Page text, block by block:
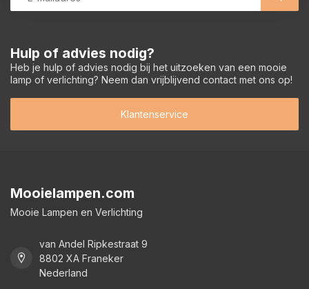
Hulp of advies nodig?
Heb je hulp of advies nodig bij het uitzoeken van een mooie
lamp of verlichting? Neem dan vrijblijvend contact met ons op!
Klantenservice
Mooielampen.com
Mooie Lampen en Verlichting
van Andel Ripkestraat 9
8802 XA Franeker
Nederland